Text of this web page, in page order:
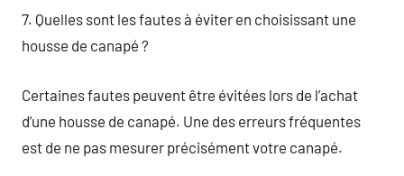
7. Quelles sont les fautes à éviter en choisissant une
housse de canapé ?
Certaines fautes peuvent être évitées lors de l’achat
d’une housse de canapé. Une des erreurs fréquentes
est de ne pas mesurer précisément votre canapé.